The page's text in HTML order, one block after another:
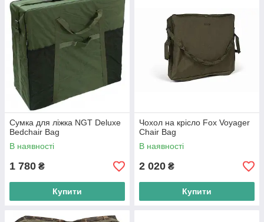
Сумка для ліжка NGT Deluxe
Bedchair Bag
В наявності
1 780 ₴
Купити
Чохол на крісло Fox Voyager
Chair Bag
В наявності
2 020 ₴
Купити